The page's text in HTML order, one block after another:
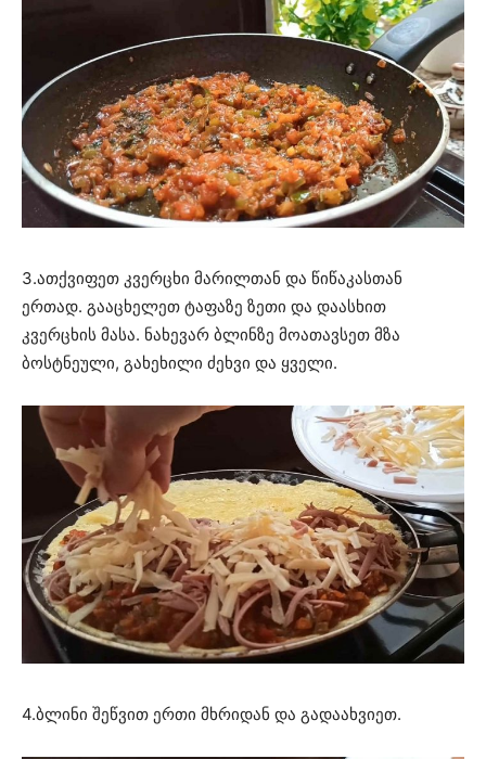
3.ათქვიფეთ კვერცხი მარილთან და წიწაკასთან
ერთად. გააცხელეთ ტაფაზე ზეთი და დაასხით
კვერცხის მასა. ნახევარ ბლინზე მოათავსეთ მზა
ბოსტნეული, გახეხილი ძეხვი და ყველი.
4.ბლინი შეწვით ერთი მხრიდან და გადაახვიეთ.